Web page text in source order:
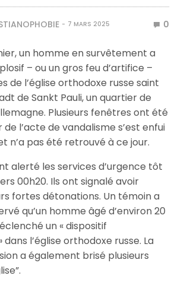
7 MARS 2025 0
un homme en survêtement a
– ou un gros feu d’artifice –
de l’église orthodoxe russe saint
de Sankt Pauli, un quartier de
Plusieurs fenêtres ont été
de l’acte de vandalisme s’est enfui
n’a pas été retrouvé à ce jour.
alerté les services d’urgence tôt
00h20. Ils ont signalé avoir
fortes détonations. Un témoin a
qu’un homme âgé d’environ 20
un « dispositif
l’église orthodoxe russe. La
a également brisé plusieurs